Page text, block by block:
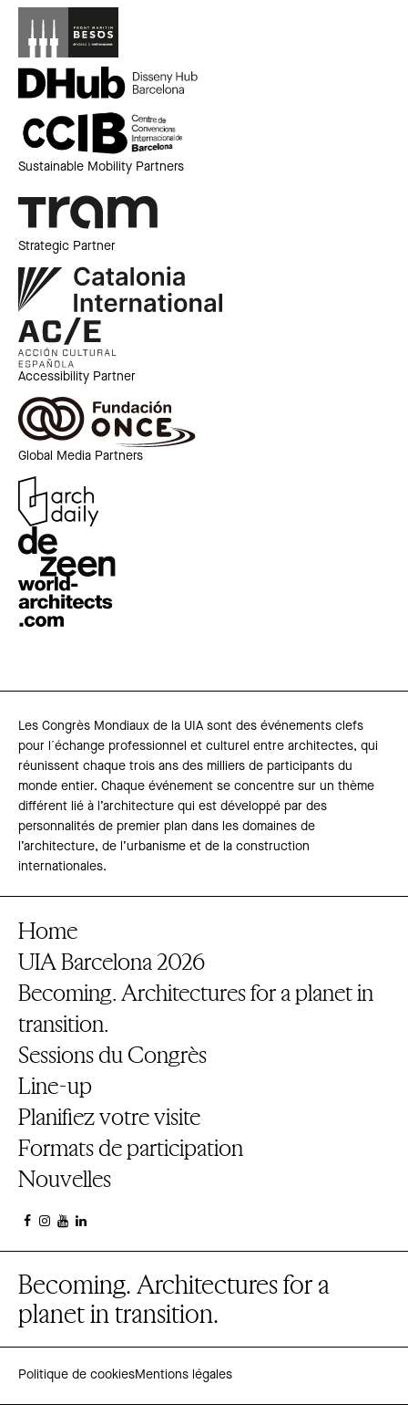
Sustainable Mobility Partners
Strategic Partner
Accessibility Partner
Global Media Partners
Les Congrès Mondiaux de la UIA sont des événements clefs
pour l´échange professionnel et culturel entre architectes, qui
réunissent chaque trois ans des milliers de participants du
monde entier. Chaque événement se concentre sur un thème
différent lié à l’architecture qui est développé par des
personnalités de premier plan dans les domaines de
l’architecture, de l’urbanisme et de la construction
internationales.
Home
UIA Barcelona 2026
Becoming. Architectures for a planet in
transition.
Sessions du Congrès
Line-up
Planifiez votre visite
Formats de participation
Nouvelles
Becoming. Architectures for a
planet in transition.
Politique de cookiesMentions légales